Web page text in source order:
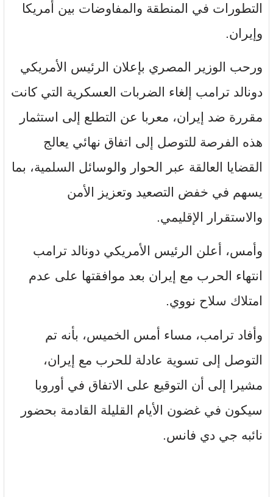
التطورات في المنطقة والمفاوضات بين أمريكا
وإيران.
ورحب الوزير المصري بإعلان الرئيس الأمريكي
دونالد ترامب إلغاء الضربات العسكرية التي كانت
مقررة ضد إيران، معربا عن التطلع إلى استثمار
هذه الفرصة للتوصل إلى اتفاق نهائي يعالج
القضايا العالقة عبر الحوار والوسائل السلمية، بما
يسهم في خفض التصعيد وتعزيز الأمن
والاستقرار الإقليمي.
وأمس، أعلن الرئيس الأمريكي دونالد ترامب
انتهاء الحرب مع إيران بعد موافقتها على عدم
امتلاك سلاح نووي.
وأفاد ترامب، مساء أمس الخميس، بأنه تم
التوصل إلى تسوية عادلة للحرب مع إيران،
مشيرا إلى أن التوقيع على الاتفاق في أوروبا
سيكون في غضون الأيام القليلة القادمة بحضور
نائبه جي دي فانس.